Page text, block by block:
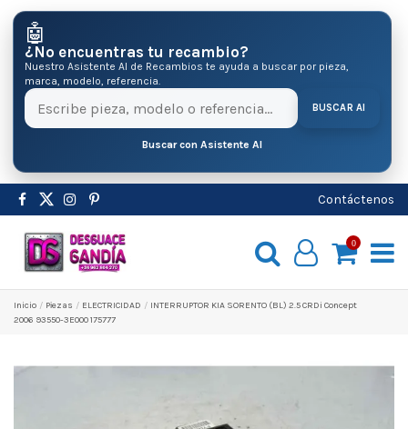
🤖
¿No encuentras tu recambio?
Nuestro Asistente AI de Recambios te ayuda a buscar por pieza,
marca, modelo, referencia.
BUSCAR AI
Buscar con Asistente AI
Contáctenos
0
Inicio Pіezas ELECTRICIDAD
INTERRUPTOR KIA SORENTO (BL) 2.5 CRDi Concept
2006 93550-3E000 175777